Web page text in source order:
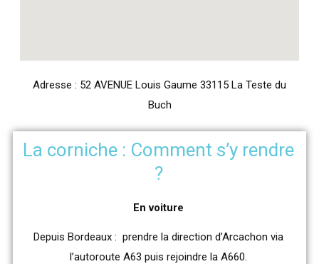
Adresse : 52 AVENUE Louis Gaume 33115 La Teste du
Buch
La corniche : Comment s’y rendre
?
En voiture
Depuis Bordeaux : prendre la direction d’Arcachon via
l’autoroute A63 puis rejoindre la A660.